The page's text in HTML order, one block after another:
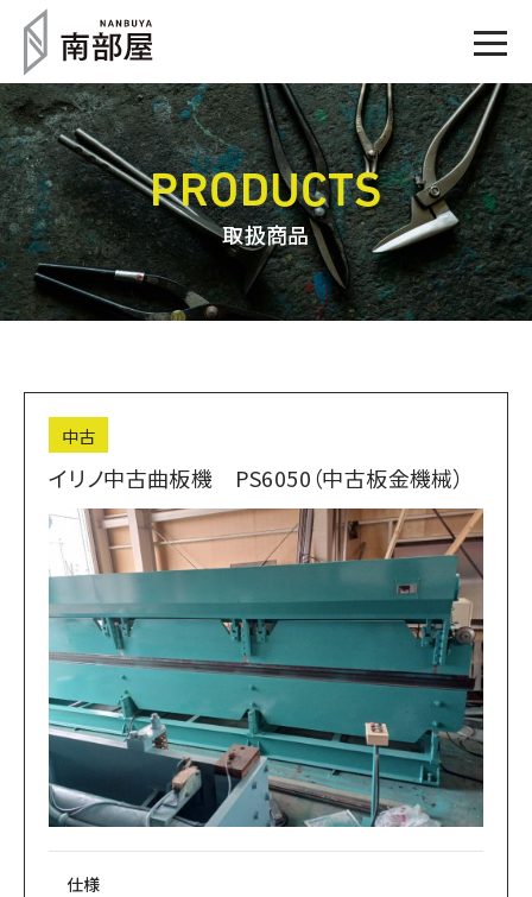
PRODUCTS
取扱商品
中古
イリノ中古曲板機 PS6050（中古板金機械）
仕様